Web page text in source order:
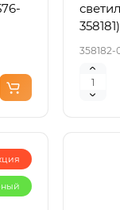
358182-